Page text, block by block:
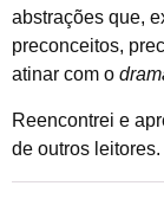
abstrações que,
preconceitos,
atinar com o
Reencontrei e
de outros leitores.